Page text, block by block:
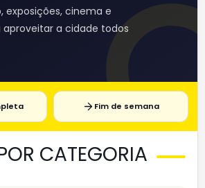
exposições, cinema e
aproveitar a cidade todos
Fim de semana
CATEGORIA